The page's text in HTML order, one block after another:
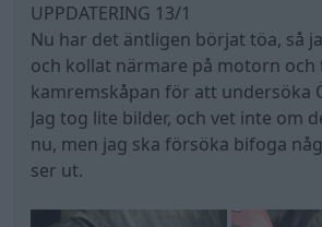
UPPDATERING 13/1
Nu har det äntligen börjat töa, så
och kollat närmare på motorn och
kamremskåpan för att undersöka
Jag tog lite bilder, och vet inte om
nu, men jag ska försöka bifoga
ser ut.